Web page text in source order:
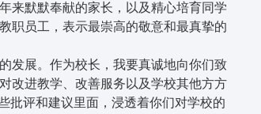
默默奉献的家长，以及精心培育同学
职员工，表示最崇高的敬意和最真挚的
发展。作为校长，我要真诚地向你们致
改进教学、改善服务以及学校其他方方
批评和建议里面，浸透着你们对学校的